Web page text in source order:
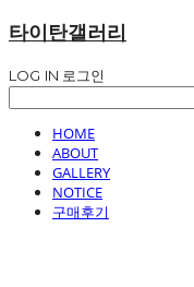
타이탄갤러리
LOG IN 로그인
HOME
ABOUT
GALLERY
NOTICE
구매후기